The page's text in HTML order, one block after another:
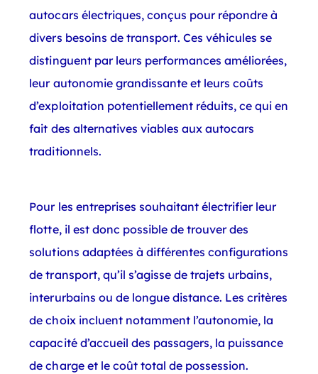
autocars électriques, conçus pour répondre à
divers besoins de transport. Ces véhicules se
distinguent par leurs performances améliorées,
leur autonomie grandissante et leurs coûts
d’exploitation potentiellement réduits, ce qui en
fait des alternatives viables aux autocars
traditionnels.
Pour les entreprises souhaitant électrifier leur
flotte, il est donc possible de trouver des
solutions adaptées à différentes configurations
de transport, qu’il s’agisse de trajets urbains,
interurbains ou de longue distance. Les critères
de choix incluent notamment l’autonomie, la
capacité d’accueil des passagers, la puissance
de charge et le coût total de possession.